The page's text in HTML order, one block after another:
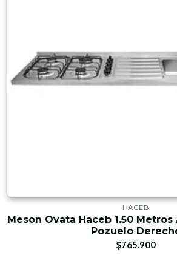
HACEB
Meson Ovata Haceb 1.50
Pozuelo
$765.900